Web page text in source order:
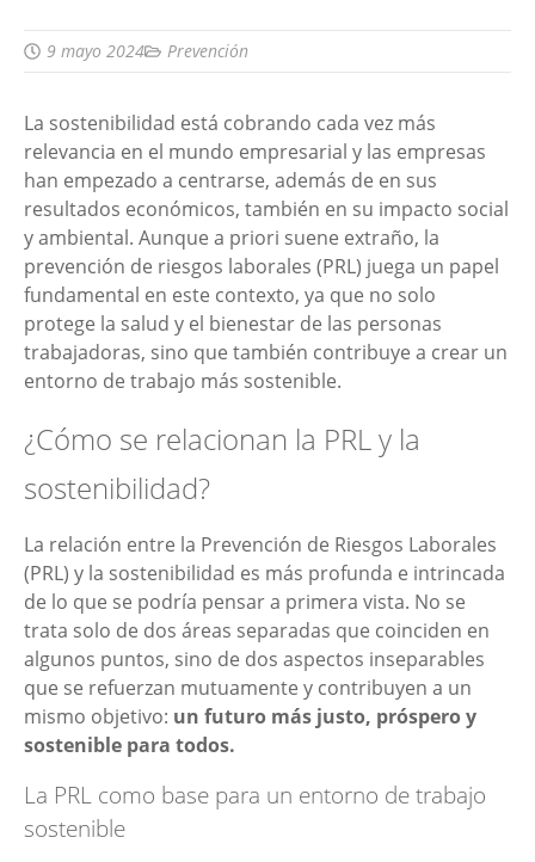
9 mayo 2024 Prevención
La sostenibilidad está cobrando cada vez más
relevancia en el mundo empresarial y las empresas
han empezado a centrarse, además de en sus
resultados económicos, también en su impacto social
y ambiental. Aunque a priori suene extraño, la
prevención de riesgos laborales (PRL) juega un papel
fundamental en este contexto, ya que no solo
protege la salud y el bienestar de las personas
trabajadoras, sino que también contribuye a crear un
entorno de trabajo más sostenible.
¿Cómo se relacionan la PRL y la
sostenibilidad?
La relación entre la Prevención de Riesgos Laborales
(PRL) y la sostenibilidad es más profunda e intrincada
de lo que se podría pensar a primera vista. No se
trata solo de dos áreas separadas que coinciden en
algunos puntos, sino de dos aspectos inseparables
que se refuerzan mutuamente y contribuyen a un
mismo objetivo: un futuro más justo, próspero y
sostenible para todos.
La PRL como base para un entorno de trabajo
sostenible